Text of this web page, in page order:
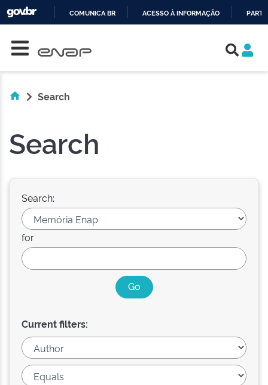
COMUNICA BR ACESSO À INFORMAÇÃO
Search
Search
Search:
for
Current filters: